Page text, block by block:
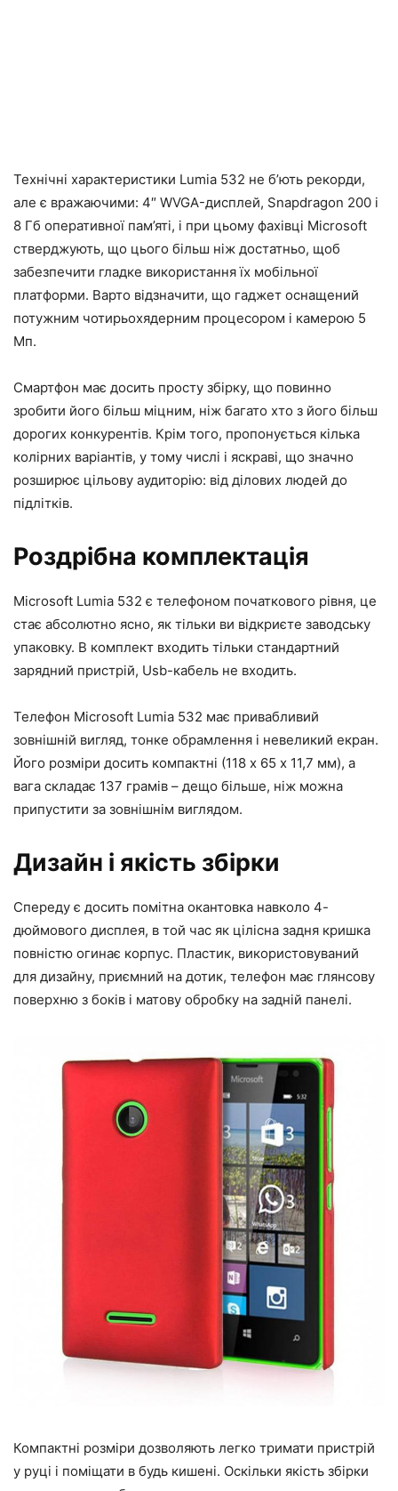
Технічні характеристики Lumia 532 не б’ють рекорди,
але є вражаючими: 4″ WVGA-дисплей, Snapdragon 200 і
8 Гб оперативної пам’яті, і при цьому фахівці Microsoft
стверджують, що цього більш ніж достатньо, щоб
забезпечити гладке використання їх мобільної
платформи. Варто відзначити, що гаджет оснащений
потужним чотирьохядерним процесором і камерою 5
Мп.
Смартфон має досить просту збірку, що повинно
зробити його більш міцним, ніж багато хто з його більш
дорогих конкурентів. Крім того, пропонується кілька
колірних варіантів, у тому числі і яскраві, що значно
розширює цільову аудиторію: від ділових людей до
підлітків.
Роздрібна комплектація
Microsoft Lumia 532 є телефоном початкового рівня, це
стає абсолютно ясно, як тільки ви відкриєте заводську
упаковку. В комплект входить тільки стандартний
зарядний пристрій, Usb-кабель не входить.
Телефон Microsoft Lumia 532 має привабливий
зовнішній вигляд, тонке обрамлення і невеликий екран.
Його розміри досить компактні (118 х 65 х 11,7 мм), а
вага складає 137 грамів – дещо більше, ніж можна
припустити за зовнішнім виглядом.
Дизайн і якість збірки
Спереду є досить помітна окантовка навколо 4-
дюймового дисплея, в той час як цілісна задня кришка
повністю огинає корпус. Пластик, використовуваний
для дизайну, приємний на дотик, телефон має глянсову
поверхню з боків і матову обробку на задній панелі.
Компактні розміри дозволяють легко тримати пристрій
у руці і поміщати в будь кишені. Оскільки якість збірки